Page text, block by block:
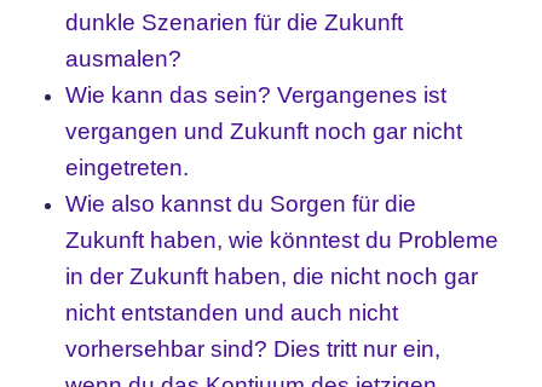
dunkle Szenarien für die Zukunft
ausmalen?
Wie kann das sein? Vergangenes ist
vergangen und Zukunft noch gar nicht
eingetreten.
Wie also kannst du Sorgen für die
Zukunft haben, wie könntest du Probleme
in der Zukunft haben, die nicht noch gar
nicht entstanden und auch nicht
vorhersehbar sind? Dies tritt nur ein,